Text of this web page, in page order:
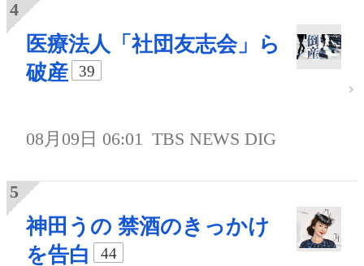
医療法人「社団友志会」ら
破産
39
08月09日 06:01 TBS NEWS DIG
神田うの 禁酒のきっかけ
を告白
44